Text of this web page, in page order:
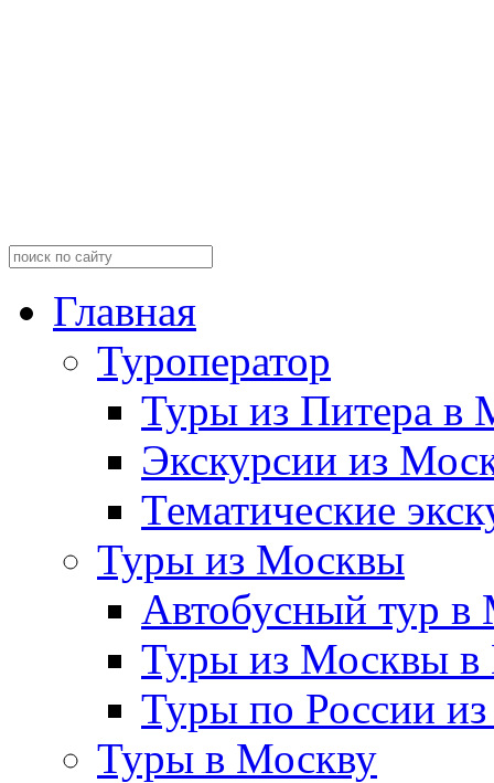
Главная
Туроператор
Туры из Питера в
Экскурсии из
Тематические
Туры из Москвы
Автобусный тур в
Туры из Москвы в
Туры по России
Туры в Москву